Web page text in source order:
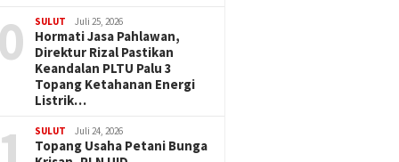
SULUT Juli 25, 2026
Hormati Jasa Pahlawan,
Direktur Rizal Pastikan
Keandalan PLTU Palu 3
Topang Ketahanan Energi
Listrik…
SULUT Juli 24, 2026
Topang Usaha Petani Bunga